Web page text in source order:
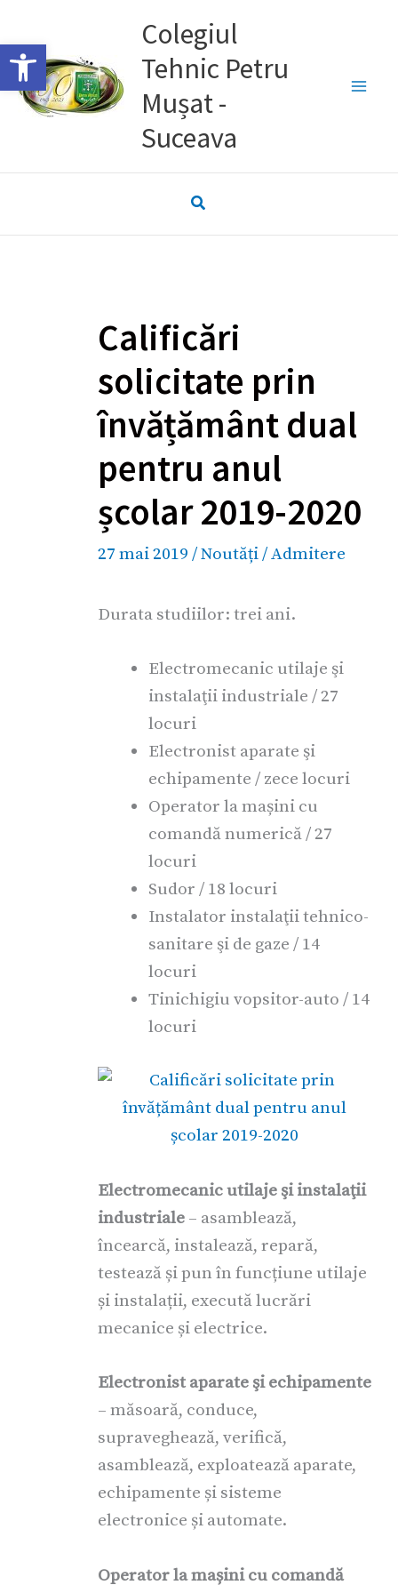
Deschide bara de unelte
to
content
Colegiul
Tehnic Petru
Mușat -
Suceava
Calificări
solicitate prin
învățământ dual
pentru anul
școlar 2019-2020
27 mai 2019 /Noutăți/Admitere
Durata studiilor: trei ani.
Electromecanic utilaje şi
instalaţii industriale / 27
locuri
Electronist aparate şi
echipamente / zece locuri
Operator la mașini cu
comandă numerică / 27
locuri
Sudor / 18 locuri
Instalator instalaţii tehnico-
sanitare şi de gaze / 14
locuri
Tinichigiu vopsitor-auto / 14
locuri
Electromecanic utilaje şi instalaţii
industriale – asamblează,
încearcă, instalează, repară,
testează și pun în funcțiune utilaje
și instalații, execută lucrări
mecanice și electrice.
Electronist aparate şi echipamente
– măsoară, conduce,
supraveghează, verifică,
asamblează, exploatează aparate,
echipamente și sisteme
electronice și automate.
Operator la mașini cu comandă